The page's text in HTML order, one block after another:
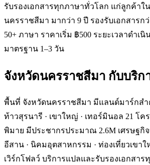
รับรองเอกสารทุกภาษาทั่วโลก แก่ลูกค้าใ
นครราชสีมา มากว่า 9 ปี รองรับเอกสารกว่
50+ ภาษา ราคาเริ่ม ฿500 ระยะเวลาดำเนิ
มาตรฐาน 1–3 วัน
จังหวัดนครราชสีมา กับบริก
พื้นที่ จังหวัดนครราชสีมา มีแลนด์มาร์กส
ท้าวสุรนารี · เขาใหญ่ · เทอร์มินอล 21 โค
พิมาย มีประชากรประมาณ 2.6M เศรษฐกิ
อีสาน · นิคมอุตสาหกรรม · ท่องเที่ยวเขา
เวิร์กโฟลว์ บริการแปลและรับรองเอกสา